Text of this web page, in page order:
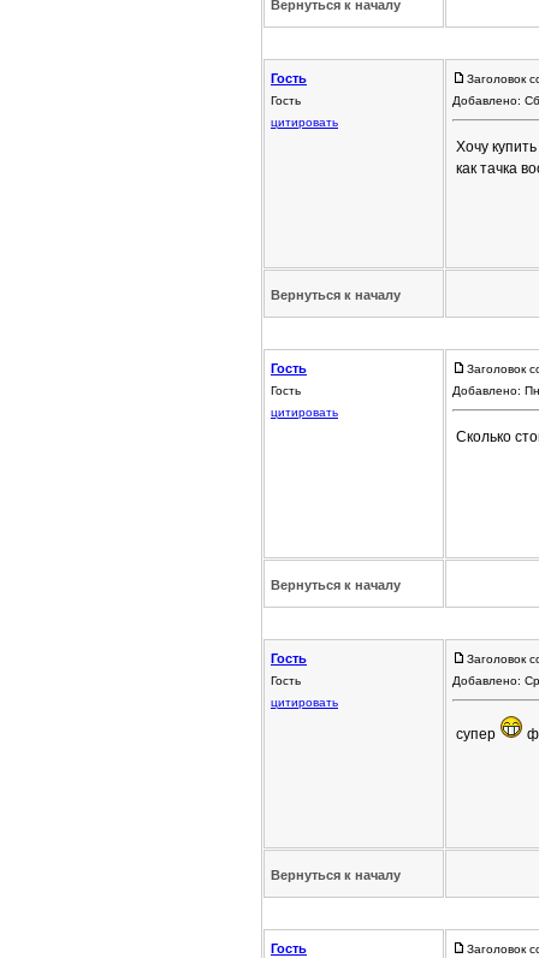
Вернуться к началу
Гость
Гость
цитировать
Заголовок
Добавлено:
Хочу
как тачка
Вернуться к началу
Гость
Гость
цитировать
Заголовок
Добавлено:
Сколько
Вернуться к началу
Гость
Гость
цитировать
Заголовок
Добавлено:
супер
Вернуться к началу
Гость
Заголовок